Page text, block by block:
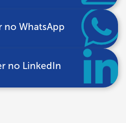
no WhatsApp
no LinkedIn